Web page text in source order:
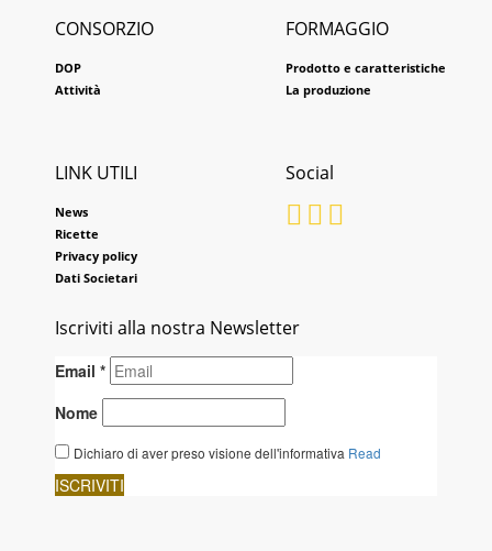
CONSORZIO
DOP
Attività
FORMAGGIO
Prodotto e caratteristiche
La produzione
Social
LINK UTILI
News
Ricette
Privacy policy
Dati Societari
Iscriviti alla nostra Newsletter